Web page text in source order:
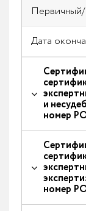
Дата
и
номер
номер